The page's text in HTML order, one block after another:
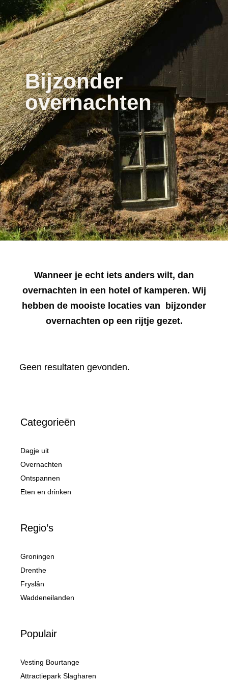
Bijzonder
overnachten
Wanneer je echt iets anders wilt, dan
overnachten in een hotel of kamperen. Wij
hebben de mooiste locaties van bijzonder
overnachten op een rijtje gezet.
Geen resultaten gevonden.
Categorieën
Dagje uit
Overnachten
Ontspannen
Eten en drinken
Regio’s
Groningen
Drenthe
Fryslân
Waddeneilanden
Populair
Vesting Bourtange
Attractiepark Slagharen